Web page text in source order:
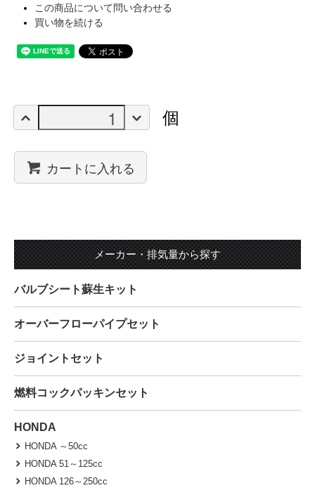
この商品について問い合わせる
買い物を続ける
個
カートに入れる
メーカー・排気量から探す
バルブシート蘇生キット
オーバーフローパイプセット
ジョイントセット
燃料コックパッキンセット
HONDA
HONDA ～50cc
HONDA 51～125cc
HONDA 126～250cc